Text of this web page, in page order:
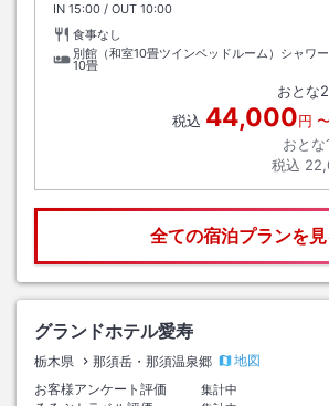
IN チェックイン
15:00 / OUT チェックアウト
10:00
食事なし
別館（和室10畳ツインベッドルーム）シャワ
10畳
おとな2
税込 44,000円
おとな
税込
全ての宿泊プランを
グランドホテル愛寿
栃木県 那須岳・那須温泉郷
地図
お客様アンケート評価
集計中